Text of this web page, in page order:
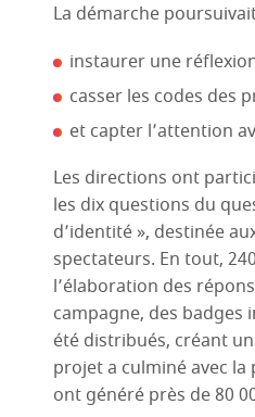
La démarche
instaurer une
casser les codes des
et capter l’attention
Les directions ont
les dix questions du
d’identité », destinée
spectateurs. En tout,
l’élaboration des
campagne, des
été distribués, créant
projet a culminé avec
ont généré près de 80